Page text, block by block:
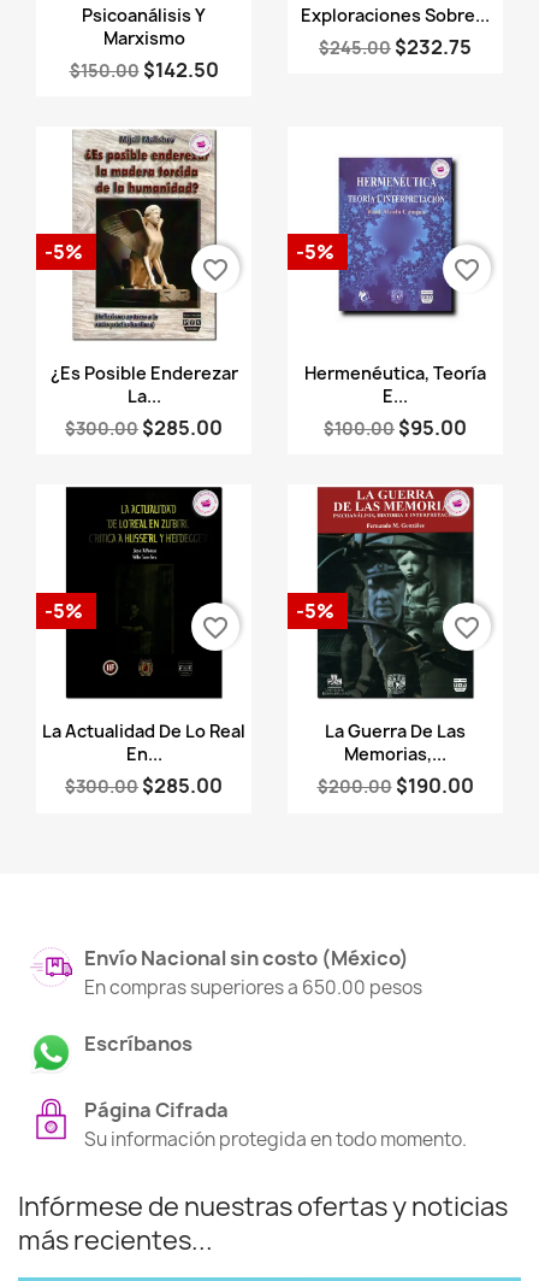
Vista rápida
Psicoanálisis Y
Marxismo
$150.00 $142.50
Vista rápida
Exploraciones Sobre...
$245.00 $232.75
Vista rápida
¿Es Posible Enderezar
La...
$300.00 $285.00
-5%
favorite_border
Vista rápida
Hermenéutica, Teoría
E...
$100.00 $95.00
-5%
favorite_border
Vista rápida
La Actualidad De Lo Real
En...
$300.00 $285.00
-5%
favorite_border
Vista rápida
La Guerra De Las
Memorias,...
$200.00 $190.00
-5%
favorite_border
Envío Nacional sin costo (México)
En compras superiores a 650.00 pesos
Escríbanos
Página Cifrada
Su información protegida en todo momento.
Infórmese de nuestras ofertas y noticias
más recientes...